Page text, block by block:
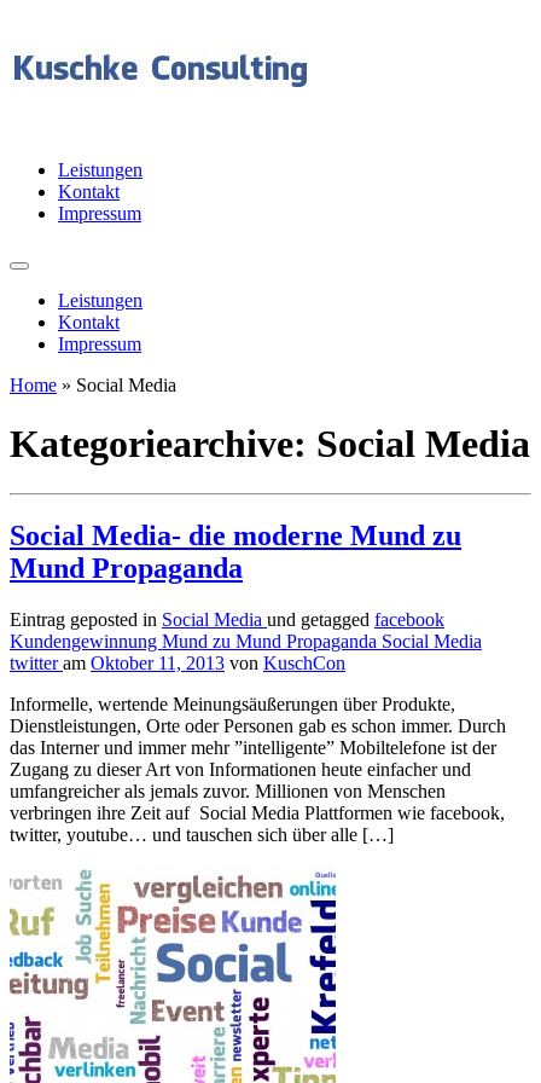
Leistungen
Kontakt
Impressum
Leistungen
Kontakt
Impressum
Home » Social Media
Kategoriearchive: Social Media
Social Media- die moderne Mund zu
Mund Propaganda
Eintrag geposted in Social Media und getagged facebook
Kundengewinnung Mund zu Mund Propaganda Social Media
twitteram Oktober 11, 2013 von KuschCon
Informelle, wertende Meinungsäußerungen über Produkte,
Dienstleistungen, Orte oder Personen gab es schon immer. Durch
das Interner und immer mehr ”intelligente” Mobiltelefone ist der
Zugang zu dieser Art von Informationen heute einfacher und
umfangreicher als jemals zuvor. Millionen von Menschen
verbringen ihre Zeit auf Social Media Plattformen wie facebook,
twitter, youtube… und tauschen sich über alle […]